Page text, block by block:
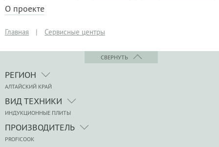
О проекте
Главная | Сервисные центры
СВЕРНУТЬ
РЕГИОН
АЛТАЙСКИЙ КРАЙ
ВИД ТЕХНИКИ
ИНДУКЦИОННЫЕ ПЛИТЫ
ПРОИЗВОДИТЕЛЬ
PROFICOOK